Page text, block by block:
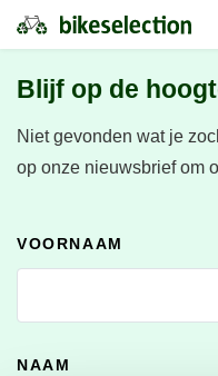
Blijf op de
Niet gevonden wat je
op onze nieuwsbrief om
VOORNAAM
NAAM